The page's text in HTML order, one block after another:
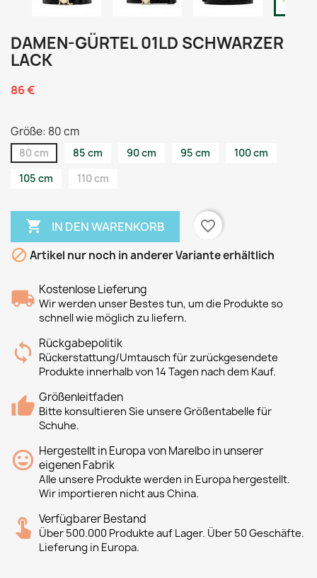
DAMEN-GÜRTEL 01LD SCHWARZER
LACK
86 €
Größe: 80 cm
80 cm 85 cm 90 cm 95 cm
100 cm
105 cm
110 cm
 IN DEN WARENKORB
favorite_border
 Artikel nur noch in anderer Variante erhältlich
Kostenlose Lieferung
Wir werden unser Bestes tun, um die Produkte so
schnell wie möglich zu liefern.
Rückgabepolitik
Rückerstattung/Umtausch für zurückgesendete
Produkte innerhalb von 14 Tagen nach dem Kauf.
Größenleitfaden
Bitte konsultieren Sie unsere Größentabelle für
Schuhe.
Hergestellt in Europa von Marelbo in unserer
eigenen Fabrik
Alle unsere Produkte werden in Europa hergestellt.
Wir importieren nicht aus China.
Verfügbarer Bestand
Über 500.000 Produkte auf Lager. Über 50 Geschäfte.
Lieferung in Europa.